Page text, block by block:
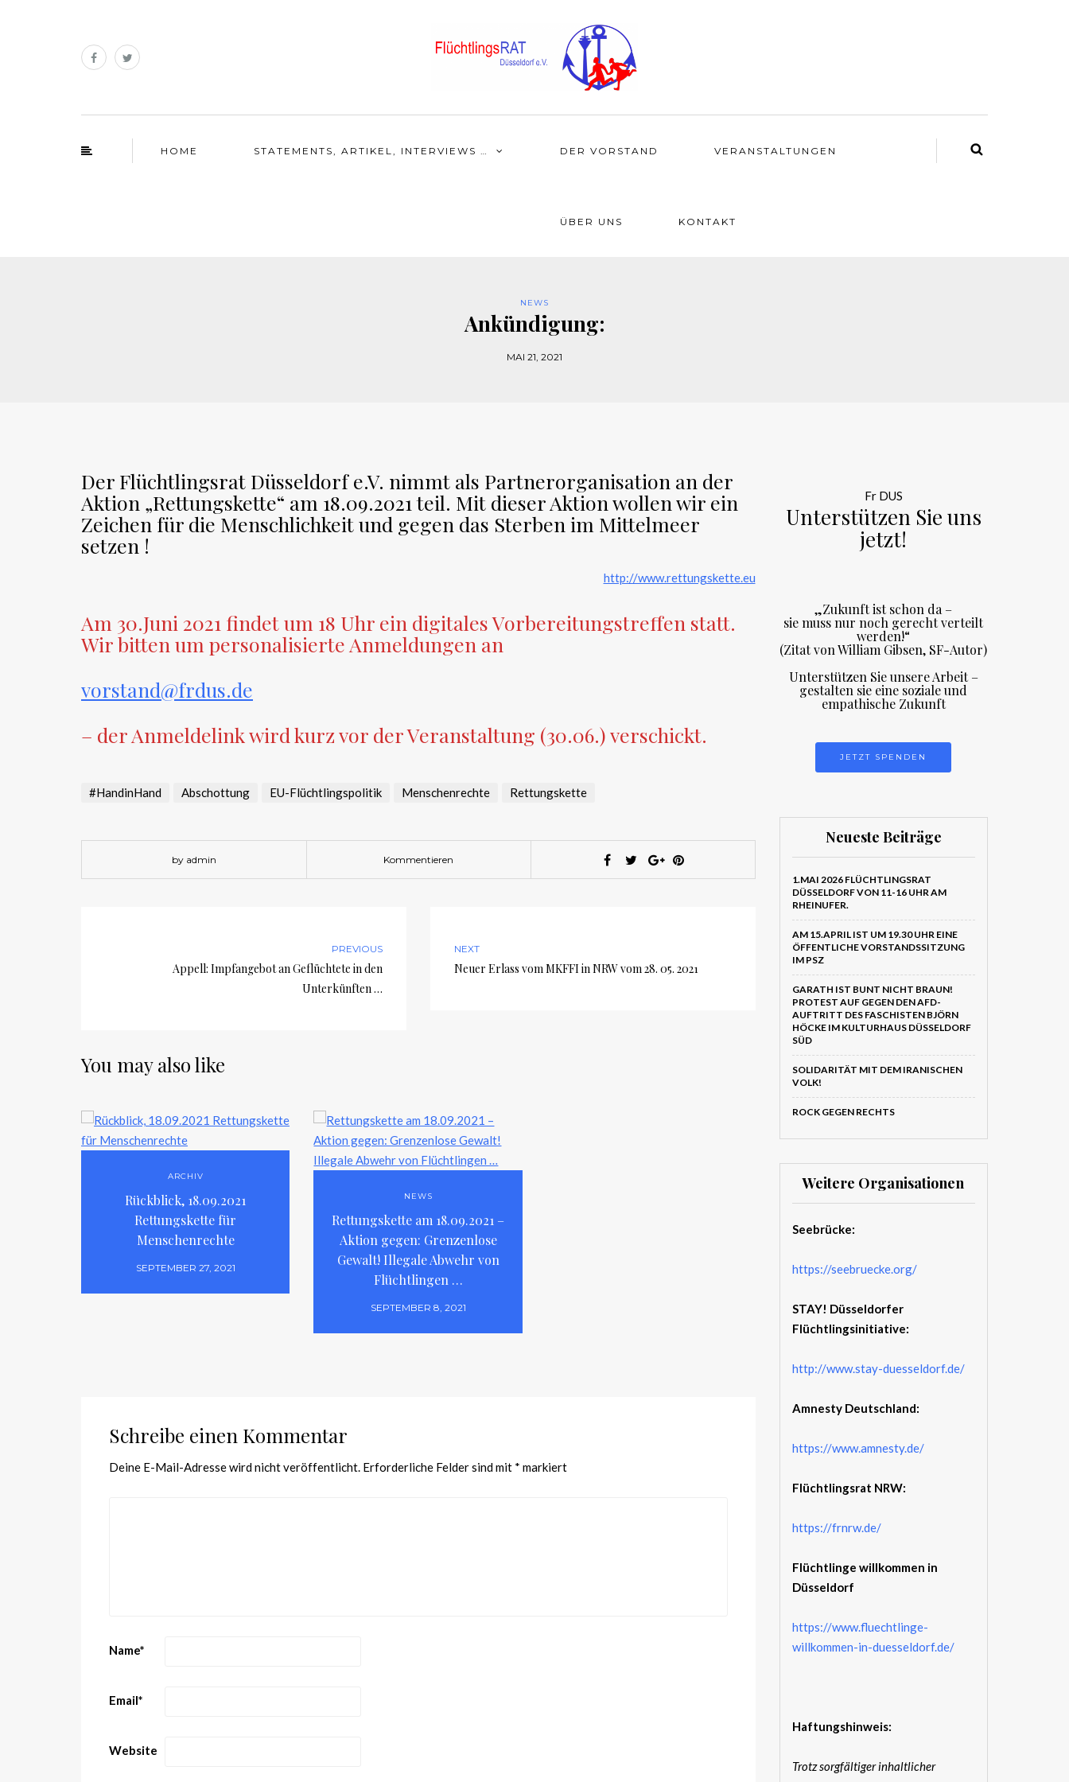
HOME STATEMENTS, ARTIKEL, INTERVIEWS … DER VORSTAND VERANSTALTUNGEN
ÜBER UNS KONTAKT
NEWS
Ankündigung:
MAI 21, 2021
Der Flüchtlingsrat Düsseldorf e.V. nimmt als Partnerorganisation an der
Aktion „Rettungskette“ am 18.09.2021 teil. Mit dieser Aktion wollen wir ein
Zeichen für die Menschlichkeit und gegen das Sterben im Mittelmeer
setzen !
http://www.rettungskette.eu
Am 30.Juni 2021 findet um 18 Uhr ein digitales Vorbereitungstreffen statt.
Wir bitten um personalisierte Anmeldungen an
vorstand@frdus.de
– der Anmeldelink wird kurz vor der Veranstaltung (30.06.) verschickt.
#HandinHand Abschottung EU-Flüchtlingspolitik Menschenrechte Rettungskette
by admin Kommentieren
PREVIOUS
Appell: Impfangebot an Geflüchtete in den
Unterkünften …
NEXT
Neuer Erlass vom MKFFI in NRW vom 28. 05. 2021
You may also like
ARCHIV
Rückblick, 18.09.2021
Rettungskette für
Menschenrechte
SEPTEMBER 27, 2021
NEWS
Rettungskette am 18.09.2021 –
Aktion gegen: Grenzenlose
Gewalt! Illegale Abwehr von
Flüchtlingen …
SEPTEMBER 8, 2021
Schreibe einen Kommentar
Deine E-Mail-Adresse wird nicht veröffentlicht. Erforderliche Felder sind mit * markiert
Name*
Email*
Website
Fr DUS
Unterstützen Sie uns
jetzt!
„Zukunft ist schon da –
sie muss nur noch gerecht verteilt
werden!“
(Zitat von William Gibsen, SF-Autor)
Unterstützen Sie unsere Arbeit –
gestalten sie eine soziale und
empathische Zukunft
JETZT SPENDEN
Neueste Beiträge
1.MAI 2026 FLÜCHTLINGSRAT
DÜSSELDORF VON 11-16 UHR AM
RHEINUFER.
AM 15.APRIL IST UM 19.30 UHR EINE
ÖFFENTLICHE VORSTANDSSITZUNG
IM PSZ
GARATH IST BUNT NICHT BRAUN!
PROTEST AUF GEGEN DEN AFD-
AUFTRITT DES FASCHISTEN BJÖRN
HÖCKE IM KULTURHAUS DÜSSELDORF
SÜD
SOLIDARITÄT MIT DEM IRANISCHEN
VOLK!
ROCK GEGEN RECHTS
Weitere Organisationen
Seebrücke:
https://seebruecke.org/
STAY! Düsseldorfer
Flüchtlingsinitiative:
http://www.stay-duesseldorf.de/
Amnesty Deutschland:
https://www.amnesty.de/
Flüchtlingsrat NRW:
https://frnrw.de/
Flüchtlinge willkommen in
Düsseldorf
https://www.fluechtlinge-
willkommen-in-duesseldorf.de/
Haftungshinweis:
Trotz sorgfältiger inhaltlicher